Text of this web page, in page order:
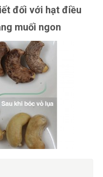
đối với hạt điều
muối ngon